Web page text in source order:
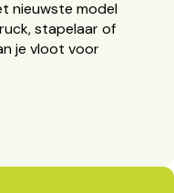
nieuwste model
stapelaar of
je vloot voor